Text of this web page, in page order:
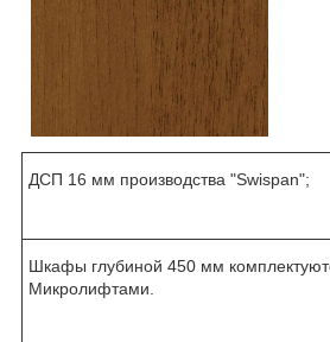
ДСП 16 мм производства "Swispan";
Шкафы глубиной 450 мм
Микролифтами.